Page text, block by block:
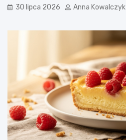
30 lipca 2026 Anna Kowalczyk